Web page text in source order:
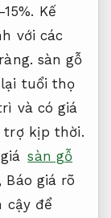
Kế
với các
sàn gỗ
tuổi thọ
và có giá
trợ kịp thời.
sàn gỗ
Báo giá rõ
cậy để